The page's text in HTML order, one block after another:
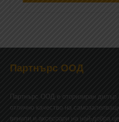
Партнърс ООД
Партнърс ООД e оторизиран
отлично качество на
винили и аксесоари на най-добра